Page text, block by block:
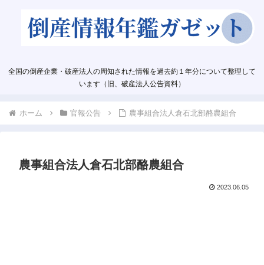
全国の倒産企業・破産法人の周知された情報を過去約１年分について整理して
います（旧、破産法人公告資料）
ホーム 官報公告 農事組合法人倉石北部酪農組合
農事組合法人倉石北部酪農組合
2023.06.05